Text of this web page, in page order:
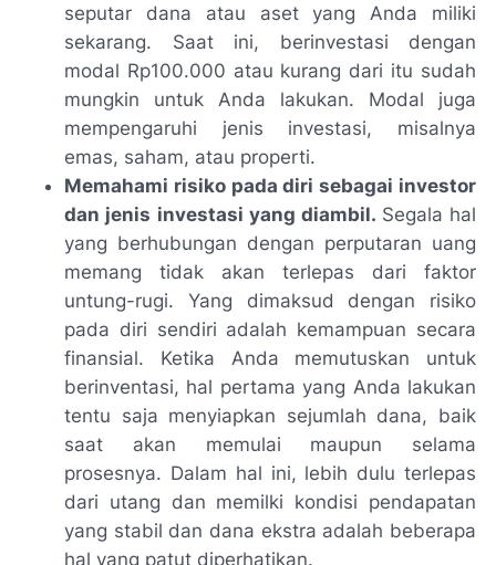
seputar dana atau aset yang Anda miliki
sekarang. Saat ini, berinvestasi dengan
modal Rp100.000 atau kurang dari itu sudah
mungkin untuk Anda lakukan. Modal juga
mempengaruhi jenis investasi, misalnya
emas, saham, atau properti.
Memahami risiko pada diri sebagai investor
dan jenis investasi yang diambil. Segala hal
yang berhubungan dengan perputaran uang
memang tidak akan terlepas dari faktor
untung-rugi. Yang dimaksud dengan risiko
pada diri sendiri adalah kemampuan secara
finansial. Ketika Anda memutuskan untuk
berinventasi, hal pertama yang Anda lakukan
tentu saja menyiapkan sejumlah dana, baik
saat akan memulai maupun selama
prosesnya. Dalam hal ini, lebih dulu terlepas
dari utang dan memilki kondisi pendapatan
yang stabil dan dana ekstra adalah beberapa
hal yang patut diperhatikan.